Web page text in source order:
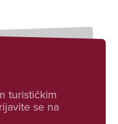
turističkim
se na